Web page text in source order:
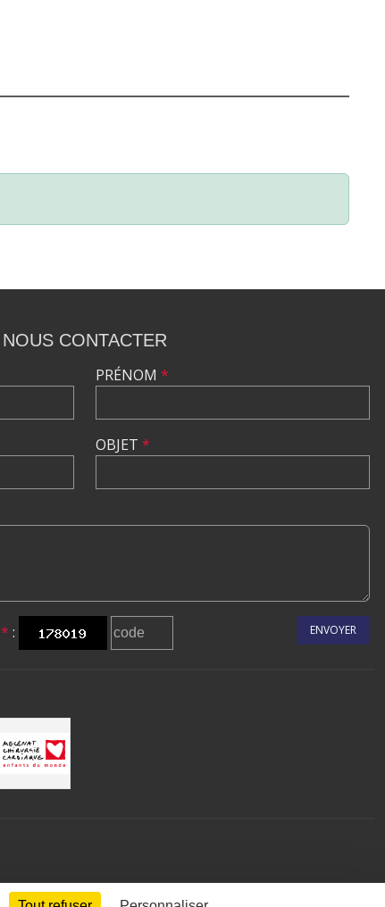
NOUS CONTACTER
PRÉNOM *
OBJET *
* : ENVOYER